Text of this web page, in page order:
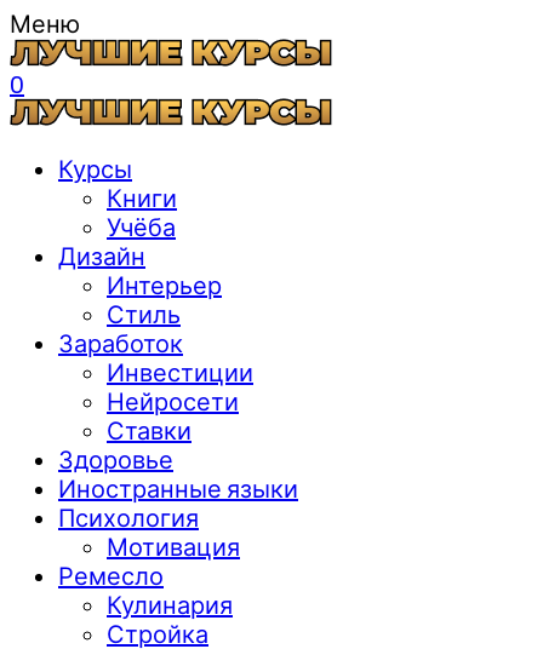
Меню
0
Курсы
Книги
Учёба
Дизайн
Интерьер
Стиль
Заработок
Инвестиции
Нейросети
Ставки
Здоровье
Иностранные языки
Психология
Мотивация
Ремесло
Кулинария
Стройка